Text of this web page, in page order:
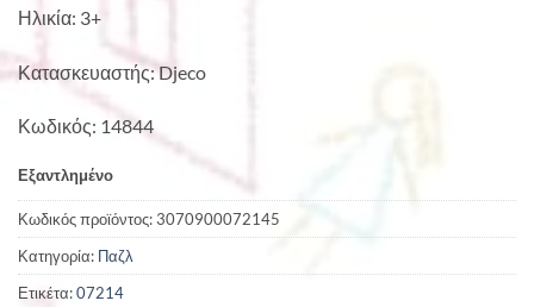
Ηλικία: 3+
Κατασκευαστής: Djeco
Κωδικός: 14844
Εξαντλημένο
Κωδικός προϊόντος:3070900072145
Κατηγορία: Παζλ
Ετικέτα:07214